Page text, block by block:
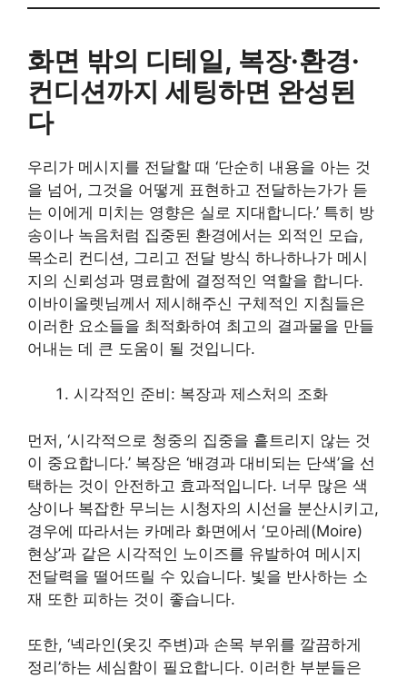
화면 밖의 디테일, 복장·환경·
컨디션까지 세팅하면 완성된
다
우리가 메시지를 전달할 때 ‘단순히 내용을 아는 것
을 넘어, 그것을 어떻게 표현하고 전달하는가가 듣
는 이에게 미치는 영향은 실로 지대합니다.’ 특히 방
송이나 녹음처럼 집중된 환경에서는 외적인 모습,
목소리 컨디션, 그리고 전달 방식 하나하나가 메시
지의 신뢰성과 명료함에 결정적인 역할을 합니다.
이바이올렛님께서 제시해주신 구체적인 지침들은
이러한 요소들을 최적화하여 최고의 결과물을 만들
어내는 데 큰 도움이 될 것입니다.
시각적인 준비: 복장과 제스처의 조화
먼저, ‘시각적으로 청중의 집중을 흩트리지 않는 것
이 중요합니다.’ 복장은 ‘배경과 대비되는 단색’을 선
택하는 것이 안전하고 효과적입니다. 너무 많은 색
상이나 복잡한 무늬는 시청자의 시선을 분산시키고,
경우에 따라서는 카메라 화면에서 ‘모아레(Moire)
현상’과 같은 시각적인 노이즈를 유발하여 메시지
전달력을 떨어뜨릴 수 있습니다. 빛을 반사하는 소
재 또한 피하는 것이 좋습니다.
또한, ‘넥라인(옷깃 주변)과 손목 부위를 깔끔하게
정리’하는 세심함이 필요합니다. 이러한 부분들은